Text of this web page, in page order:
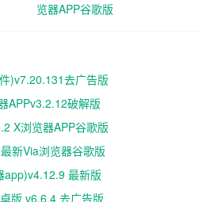
览器APP谷歌版
)v7.20.131去广告版
APPv3.2.12破解版
X浏览器APP谷歌版
新Via浏览器谷歌版
app)v4.12.9 最新版
版 v6.6.4 去广告版